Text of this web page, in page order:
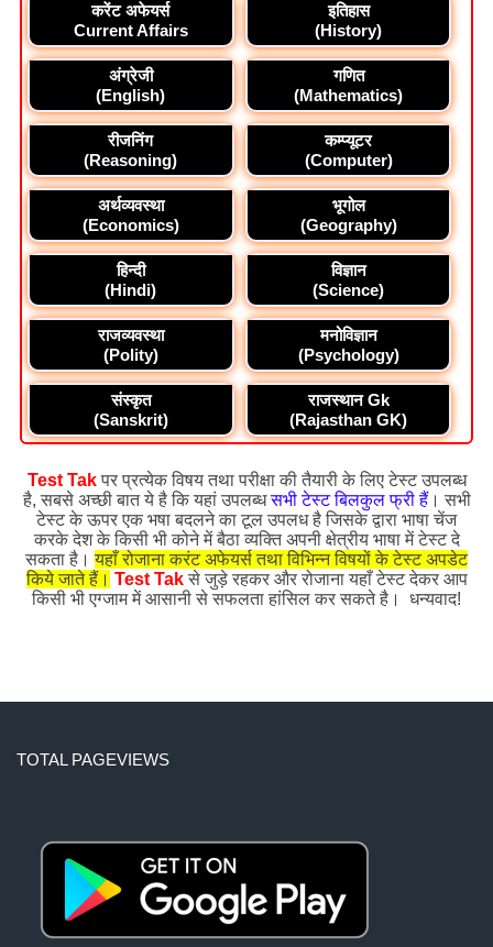
करेंट अफेयर्स
Current Affairs
इतिहास
(History)
अंग्रेजी
(English)
गणित
(Mathematics)
रीजनिंग
(Reasoning)
कम्प्यूटर
(Computer)
अर्थव्यवस्था
(Economics)
भूगोल
(Geography)
हिन्दी
(Hindi)
विज्ञान
(Science)
राजव्यवस्था
(Polity)
मनोविज्ञान
(Psychology)
संस्कृत
(Sanskrit)
राजस्थान Gk
(Rajasthan GK)
Test Takपर प्रत्येक विषय तथा परीक्षा की तैयारी के लिए टेस्ट उपलब्ध
है, सबसे अच्छी बात ये है कि यहां उपलब्धसभी टेस्ट बिलकुल फ्री हैं। सभी
टेस्ट के ऊपर एक भषा बदलने का टूल उपलध है जिसके द्वारा भाषा चेंज
करके देश के किसी भी कोने में बैठा व्यक्ति अपनी क्षेत्रीय भाषा में टेस्ट दे
सकता है।यहाँ रोजाना करंट अफेयर्स तथा विभिन्न विषयों के टेस्ट अपडेट
किये जाते हैं। Test Takसे जुड़े रहकर और रोजाना यहाँ टेस्ट देकर आप
किसी भी एग्जाम में आसानी से सफलता हांसिल कर सकते है। धन्यवाद!
TOTAL PAGEVIEWS